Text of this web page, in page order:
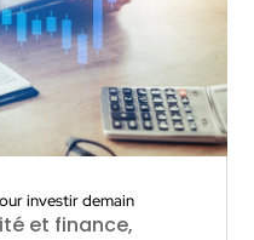
investir demain
et finance,